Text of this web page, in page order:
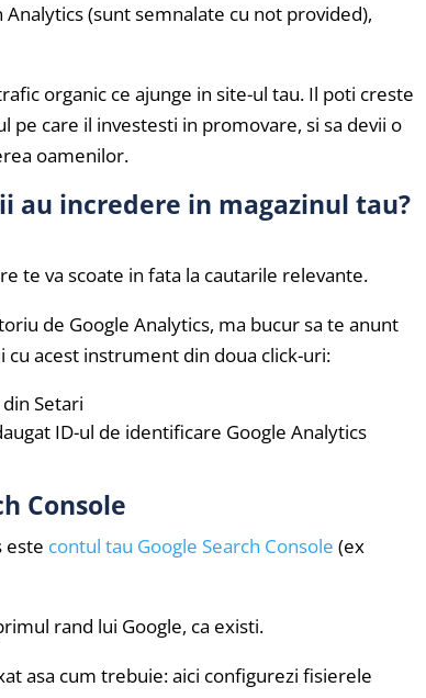
(sunt semnalate cu not provided),
organic ce ajunge in site-ul tau. Il poti creste
care il investesti in promovare, si sa devii o
oamenilor.
au incredere in magazinul tau?
te va scoate in fata la cautarile relevante.
de Google Analytics, ma bucur sa te anunt
cu acest instrument din doua click-uri:
Setari
ID-ul de identificare Google Analytics
Console
este contul tau Google Search Console (ex
rand lui Google, ca existi.
asa cum trebuie: aici configurezi fisierele